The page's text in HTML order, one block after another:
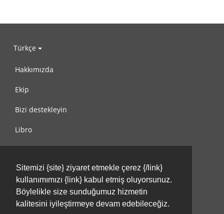
Sitemizi {site} ziyaret etmekle çerez {/link}
kullanımımızı {link} kabul etmiş oluyorsunuz.
Böylelikle size sunduğumuz hizmetin
kalitesini iyileştirmeye devam edebileceğiz.
Türkçe
Hakkımızda
Ekip
Bizi destekleyin
Libro
Kullanım Koşulları
Bize ulaşın